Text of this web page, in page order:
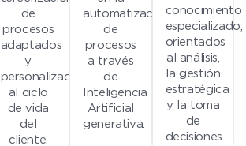
de
procesos
adaptados
y
personalizados
al ciclo
de vida
del
cliente.
automatización
de
procesos
a través
de
Inteligencia
Artificial
generativa.
conocimiento
especializado,
orientados
al análisis,
la gestión
estratégica
y la toma
de
decisiones.